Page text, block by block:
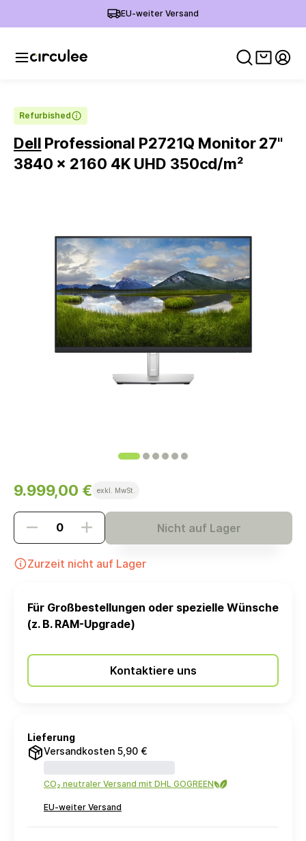
EU-weiter Versand
Refurbished
Dell Professional P2721Q Monitor 27''
3840 x 2160 4K UHD 350cd/m²
9.999,00 € exkl. MwSt.
Nicht auf Lager
Zurzeit nicht auf Lager
Für Großbestellungen oder spezielle Wünsche
(z. B. RAM-Upgrade)
Kontaktiere uns
Lieferung
Versandkosten 5,90 €
CO₂ neutraler Versand mit DHL GOGREEN
EU-weiter Versand